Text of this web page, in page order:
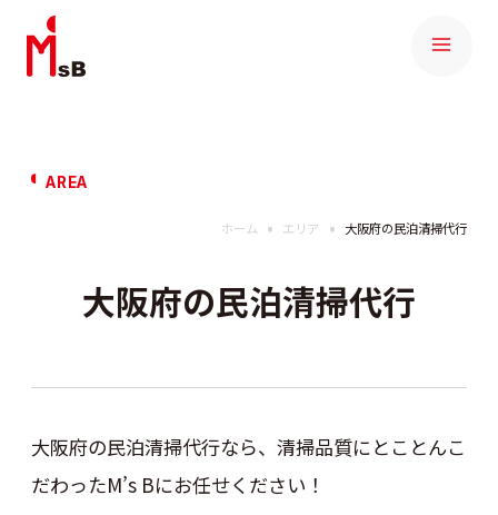
AREA
ホーム エリア 大阪府の民泊清掃代行
大阪府の民泊清掃代行
大阪府の民泊清掃代行なら、清掃品質にとことんこ
だわったM’s Bにお任せください！